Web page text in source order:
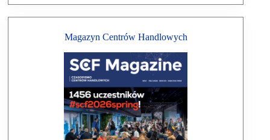
Magazyn Centrów Handlowych